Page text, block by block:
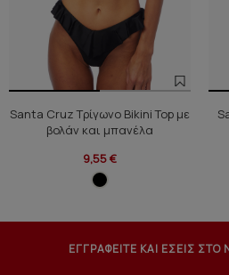
Santa Cruz Τρίγωνο Bikini Top με
βολάν και μπανέλα
9,55 €
ΕΓΓΡΑΦΕΙΤΕ ΚΑΙ ΕΣΕΙΣ ΣΤΟ